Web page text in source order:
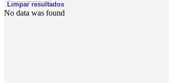
Limpar resultados
No data was found